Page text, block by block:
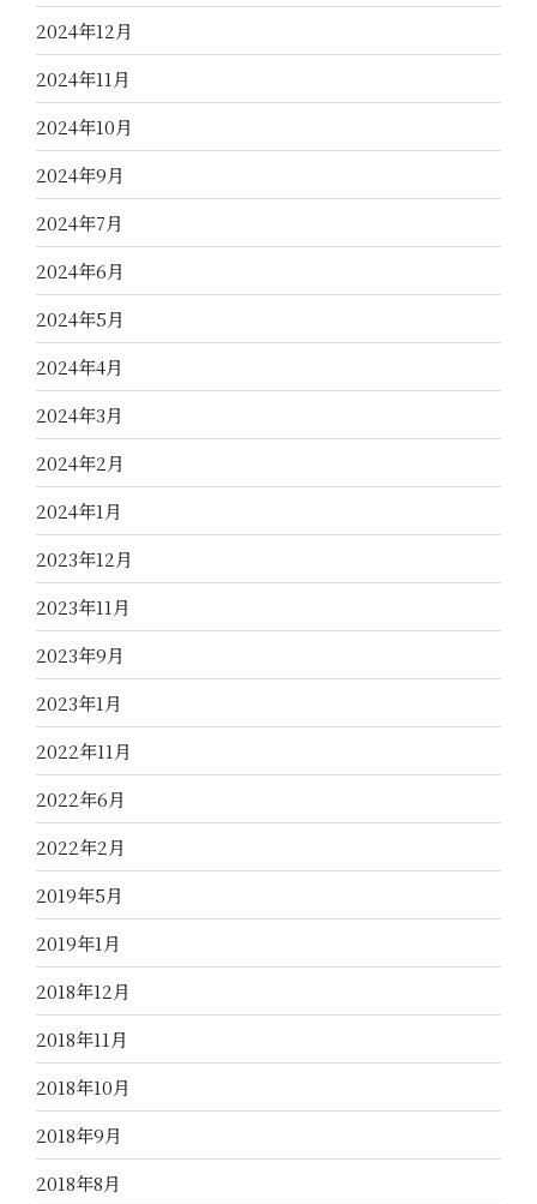
2024年12月
2024年11月
2024年10月
2024年9月
2024年7月
2024年6月
2024年5月
2024年4月
2024年3月
2024年2月
2024年1月
2023年12月
2023年11月
2023年9月
2023年1月
2022年11月
2022年6月
2022年2月
2019年5月
2019年1月
2018年12月
2018年11月
2018年10月
2018年9月
2018年8月